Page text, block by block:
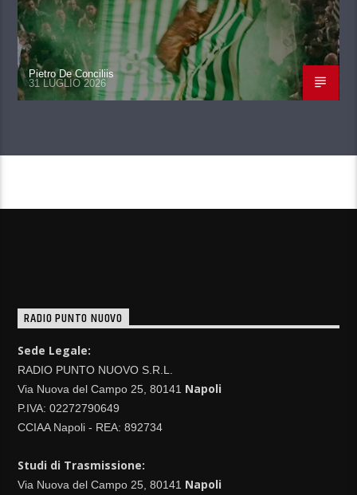
Pietro De Conciliis
31 LUGLIO 2026
RADIO PUNTO NUOVO
Sede Legale:
RADIO PUNTO NUOVO S.R.L.
Via Nuova del Campo 25, 80141 Napoli
P.IVA: 02272790649
CCIAA Napoli - REA: 892734
Studi di Trasmissione:
Via Nuova del Campo 25, 80141 Napoli